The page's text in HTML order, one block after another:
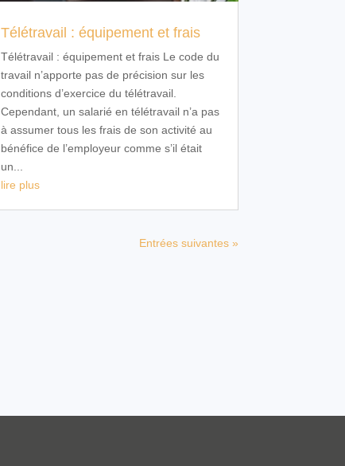
Télétravail : équipement et frais
Télétravail : équipement et frais Le code du
travail n’apporte pas de précision sur les
conditions d’exercice du télétravail.
Cependant, un salarié en télétravail n’a pas
à assumer tous les frais de son activité au
bénéfice de l’employeur comme s’il était
un...
lire plus
Entrées suivantes »